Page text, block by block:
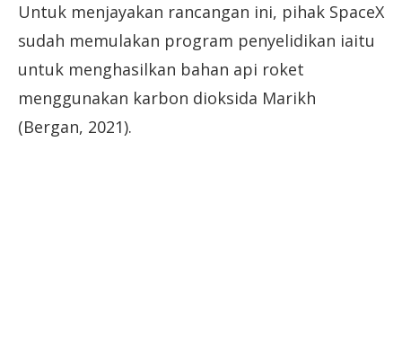
Untuk menjayakan rancangan ini, pihak SpaceX
sudah memulakan program penyelidikan iaitu
untuk menghasilkan bahan api roket
menggunakan karbon dioksida Marikh
(Bergan, 2021).